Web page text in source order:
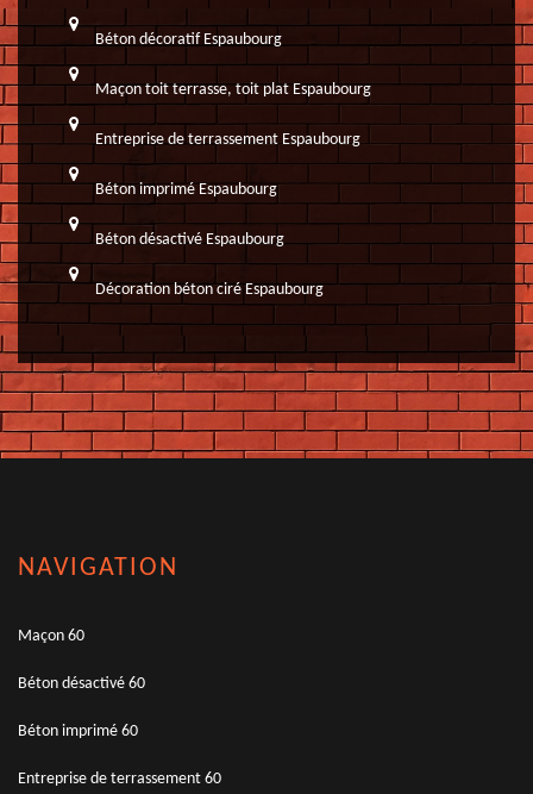
Béton décoratif Espaubourg
Maçon toit terrasse, toit plat Espaubourg
Entreprise de terrassement Espaubourg
Béton imprimé Espaubourg
Béton désactivé Espaubourg
Décoration béton ciré Espaubourg
NAVIGATION
Maçon 60
Béton désactivé 60
Béton imprimé 60
Entreprise de terrassement 60